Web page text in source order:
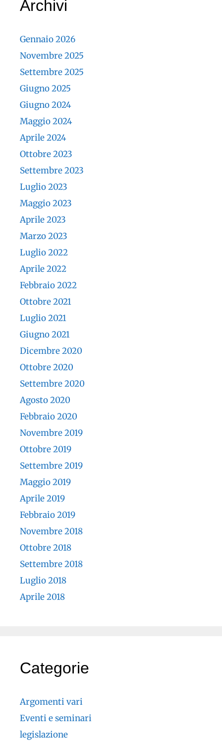
Archivi
Gennaio 2026
Novembre 2025
Settembre 2025
Giugno 2025
Giugno 2024
Maggio 2024
Aprile 2024
Ottobre 2023
Settembre 2023
Luglio 2023
Maggio 2023
Aprile 2023
Marzo 2023
Luglio 2022
Aprile 2022
Febbraio 2022
Ottobre 2021
Luglio 2021
Giugno 2021
Dicembre 2020
Ottobre 2020
Settembre 2020
Agosto 2020
Febbraio 2020
Novembre 2019
Ottobre 2019
Settembre 2019
Maggio 2019
Aprile 2019
Febbraio 2019
Novembre 2018
Ottobre 2018
Settembre 2018
Luglio 2018
Aprile 2018
Categorie
Argomenti vari
Eventi e seminari
legislazione